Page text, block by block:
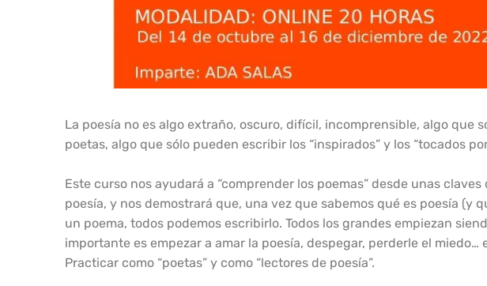
La poesía no es algo extraño, oscuro, difícil, incomprensible, algo que
poetas, algo que sólo pueden escribir los “inspirados” y los “tocados
Este curso nos ayudará a “comprender los poemas” desde unas
poesía, y nos demostrará que, una vez que sabemos qué es poesía (y
un poema, todos podemos escribirlo. Todos los grandes empiezan
importante es empezar a amar la poesía, despegar, perderle el miedo…
Practicar como “poetas” y como “lectores de poesía”.